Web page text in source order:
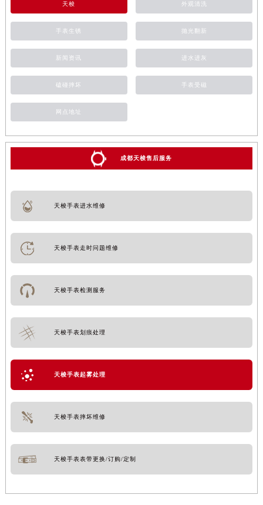
天梭 外观清洗
手表生锈 抛光翻新
新闻资讯 进水进灰
磕碰摔坏 手表受磁
网点地址
成都天梭售后服务
天梭手表进水维修
天梭手表走时问题维修
天梭手表检测服务
天梭手表划痕处理
天梭手表起雾处理
天梭手表摔坏维修
天梭手表表带更换/订购/定制